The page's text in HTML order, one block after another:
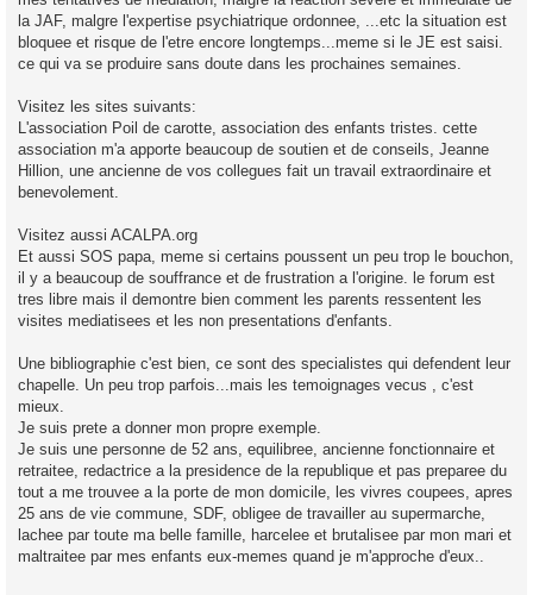
la JAF, malgre l'expertise psychiatrique ordonnee, ...etc la situation est
bloquee et risque de l'etre encore longtemps...meme si le JE est saisi.
ce qui va se produire sans doute dans les prochaines semaines.
Visitez les sites suivants:
L'association Poil de carotte, association des enfants tristes. cette
association m'a apporte beaucoup de soutien et de conseils, Jeanne
Hillion, une ancienne de vos collegues fait un travail extraordinaire et
benevolement.
Visitez aussi ACALPA.org
Et aussi SOS papa, meme si certains poussent un peu trop le bouchon,
il y a beaucoup de souffrance et de frustration a l'origine. le forum est
tres libre mais il demontre bien comment les parents ressentent les
visites mediatisees et les non presentations d'enfants.
Une bibliographie c'est bien, ce sont des specialistes qui defendent leur
chapelle. Un peu trop parfois...mais les temoignages vecus , c'est
mieux.
Je suis prete a donner mon propre exemple.
Je suis une personne de 52 ans, equilibree, ancienne fonctionnaire et
retraitee, redactrice a la presidence de la republique et pas preparee du
tout a me trouvee a la porte de mon domicile, les vivres coupees, apres
25 ans de vie commune, SDF, obligee de travailler au supermarche,
lachee par toute ma belle famille, harcelee et brutalisee par mon mari et
maltraitee par mes enfants eux-memes quand je m'approche d'eux..